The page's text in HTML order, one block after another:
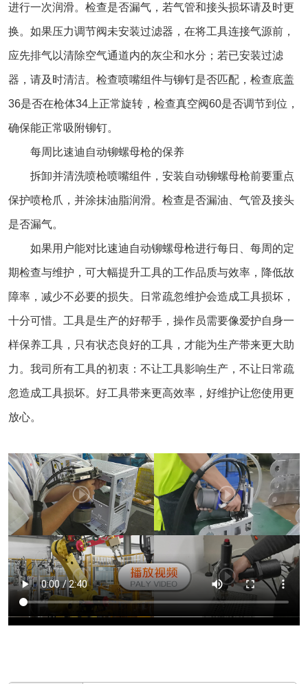
进行一次润滑。检查是否漏气，若气管和接头损坏请及时更
换。如果压力调节阀未安装过滤器，在将工具连接气源前，
应先排气以清除空气通道内的灰尘和水分；若已安装过滤
器，请及时清洁。检查喷嘴组件与铆钉是否匹配，检查底盖
36是否在枪体34上正常旋转，检查真空阀60是否调节到位，
确保能正常吸附铆钉。
每周比速迪自动铆螺母枪的保养
拆卸并清洗喷枪喷嘴组件，安装自动铆螺母枪前要重点
保护喷枪爪，并涂抹油脂润滑。检查是否漏油、气管及接头
是否漏气。
如果用户能对比速迪自动铆螺母枪进行每日、每周的定
期检查与维护，可大幅提升工具的工作品质与效率，降低故
障率，减少不必要的损失。日常疏忽维护会造成工具损坏，
十分可惜。工具是生产的好帮手，操作员需要像爱护自身一
样保养工具，只有状态良好的工具，才能为生产带来更大助
力。我司所有工具的初衷：不让工具影响生产，不让日常疏
忽造成工具损坏。好工具带来更高效率，好维护让您使用更
放心。